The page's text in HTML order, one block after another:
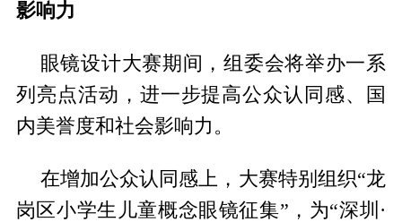
影响力
眼镜设计大赛期间，组委会将举办一系
列亮点活动，进一步提高公众认同感、国
内美誉度和社会影响力。
在增加公众认同感上，大赛特别组织“龙
岗区小学生儿童概念眼镜征集”，为“深圳·